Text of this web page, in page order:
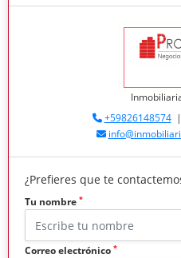
+59826148574|
¿Prefieres que te
Tu nombre *
Correo electrónico *